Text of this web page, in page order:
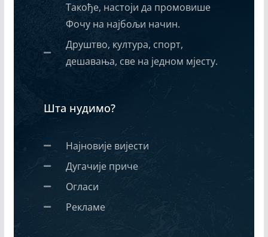
Такође, настоји да промовише
Фочу на најбољи начин.
Друштво, култура, спорт,
дешавања, све на једном мјесту.
Шта нудимо?
Најновије вијести
Дугачије приче
Огласи
Рекламе